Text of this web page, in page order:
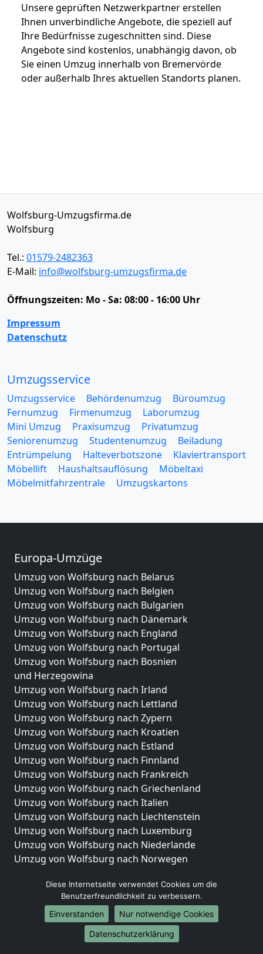
Unsere geprüften Netzwerkpartner erstellen
Ihnen unverbindliche Angebote, die speziell auf
Ihre Bedürfnisse zugeschnitten sind. Diese
Angebote sind kostenlos, unabhängig davon, ob
Sie einen Umzug innerhalb von Bremervörde
oder außerhalb Ihres aktuellen Standorts planen.
Wolfsburg-Umzugsfirma.de
Wolfsburg
Tel.: 01579-2482363
E-Mail: info@wolfsburg-umzugsfirma.de
Öffnungszeiten: Mo - Sa: 08:00 - 16:00 Uhr
Impressum
Datenschutz
Umzugsservice
Umzugsservice Behördenumzug
Büroumzug
Fernumzug
Firmenumzug
Laborumzug
Mini Umzug
Praxisumzug
Privatumzug
Seniorenumzug
Studentenumzug
Beiladung
Entrümpelung
Halteverbotszone
Klaviertransport
Möbellift
Haushaltsauflösung
Möbeltaxi
Möbelmitfahrzentrale
Umzugskartons
Europa-Umzüge
Umzug von Wolfsburg nach Belarus
Umzug von Wolfsburg nach Belgien
Umzug von Wolfsburg nach Bulgarien
Umzug von Wolfsburg nach Dänemark
Umzug von Wolfsburg nach England
Umzug von Wolfsburg nach Portugal
Umzug von Wolfsburg nach Bosnien
und Herzegowina
Umzug von Wolfsburg nach Irland
Umzug von Wolfsburg nach Lettland
Umzug von Wolfsburg nach Zypern
Umzug von Wolfsburg nach Kroatien
Umzug von Wolfsburg nach Estland
Umzug von Wolfsburg nach Finnland
Umzug von Wolfsburg nach Frankreich
Umzug von Wolfsburg nach Griechenland
Umzug von Wolfsburg nach Italien
Umzug von Wolfsburg nach Liechtenstein
Umzug von Wolfsburg nach Luxemburg
Umzug von Wolfsburg nach Niederlande
Umzug von Wolfsburg nach Norwegen
Umzüge-Deutschlandweit
Umzug von Wolfsburg nach Berlin
Umzug von Wolfsburg nach Hamburg
Umzug von Wolfsburg nach München
Umzug von Wolfsburg nach Köln
Diese Internetseite verwendet Cookies um die
Benutzerfreundlichkeit zu verbessern.
Einverstanden
Nur notwendige Cookies
Datenschutzerklärung